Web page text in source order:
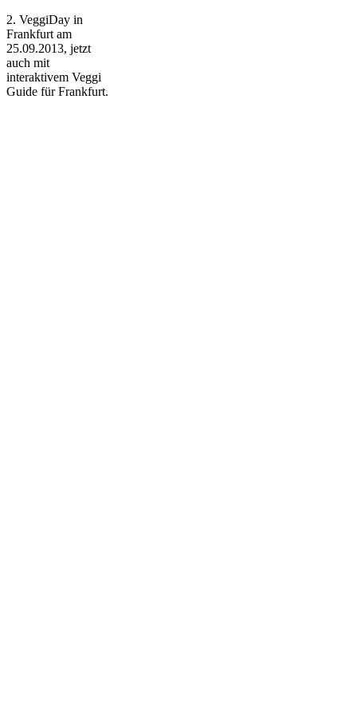
Guide
für
Frankfurt
2. VeggiDay in
Frankfurt am
25.09.2013, jetzt
auch mit
interaktivem Veggi
Guide für Frankfurt.